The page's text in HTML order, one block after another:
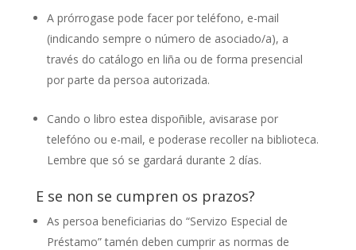
A prórrogase pode facer por teléfono, e-mail
(indicando sempre o número de asociado/a), a
través do catálogo en liña ou de forma presencial
por parte da persoa autorizada.
Cando o libro estea dispoñible, avisarase por
telefóno ou e-mail, e poderase recoller na biblioteca.
Lembre que só se gardará durante 2 días.
E se non se cumpren os prazos?
As persoa beneficiarias do “Servizo Especial de
Préstamo” tamén deben cumprir as normas de